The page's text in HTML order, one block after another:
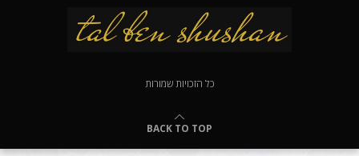
כל הזכויות שמורות
BACK TO TOP